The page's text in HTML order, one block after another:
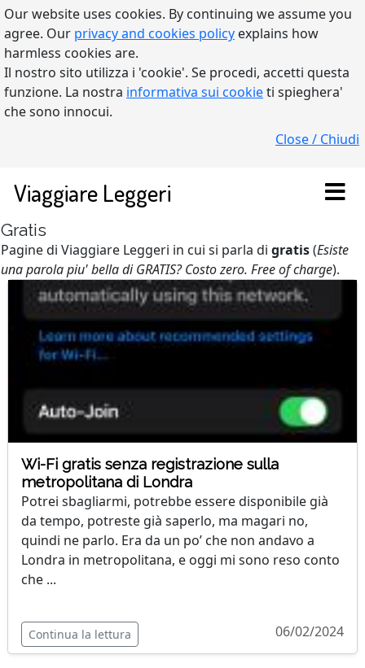
Our website uses cookies. By continuing we assume you
agree. Our privacy and cookies policy explains how
harmless cookies are.
Il nostro sito utilizza i 'cookie'. Se procedi, accetti questa
funzione. La nostra informativa sui cookieti spieghera'
che sono innocui.
Close / Chiudi
Viaggiare Leggeri
Gratis
Pagine di Viaggiare Leggeri in cui si parla di gratis(Esiste
una parola piu' bella di GRATIS? Costo zero. Free of charge).
Wi-Fi gratis senza registrazione sulla
metropolitana di Londra
Potrei sbagliarmi, potrebbe essere disponibile già
da tempo, potreste già saperlo, ma magari no,
quindi ne parlo. Era da un po’ che non andavo a
Londra in metropolitana, e oggi mi sono reso conto
che ...
Continua la lettura 06/02/2024